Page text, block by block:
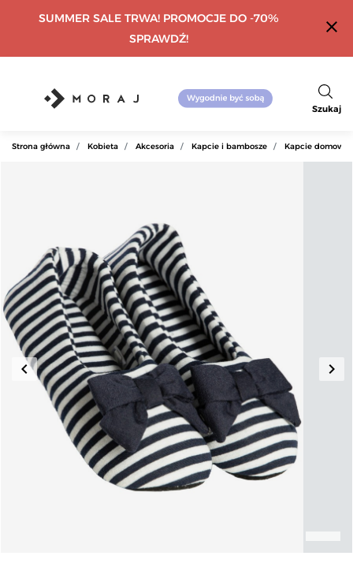
SUMMER SALE TRWA! PROMOCJE DO -70%
SPRAWDŹ!
close
Szukaj
Strona główna Kobieta Akcesoria Kapcie i bambosze Kapcie domowe
Poprzedni
keyboard_arrow_left keyboard_arrow_right